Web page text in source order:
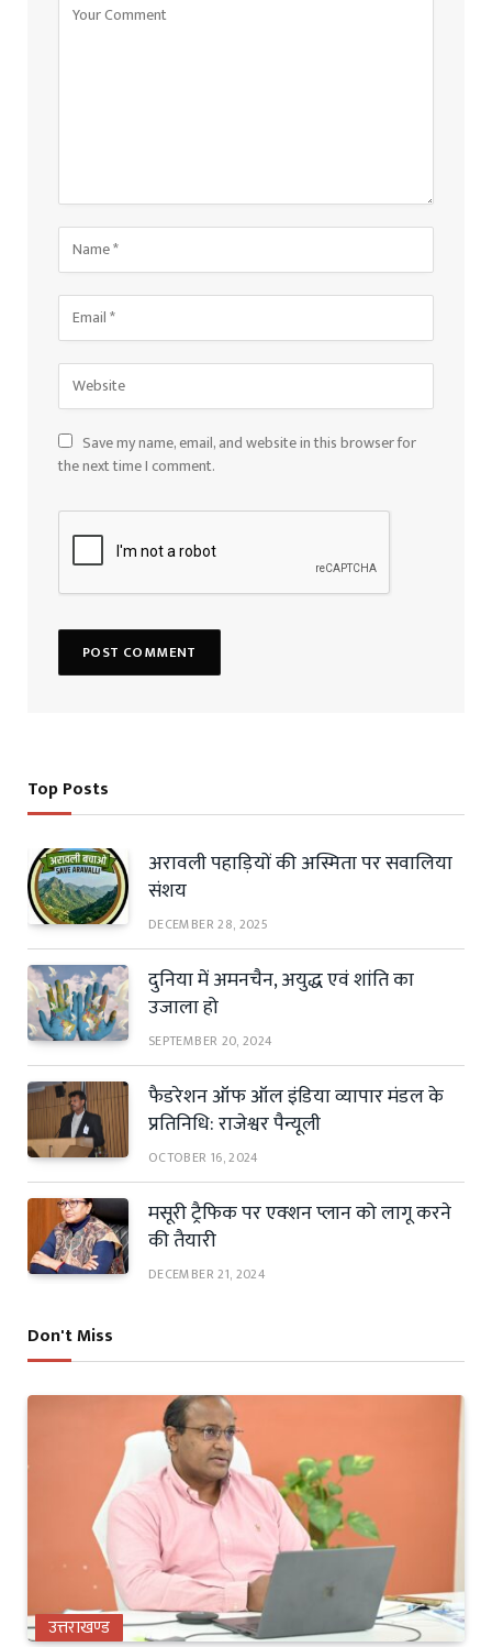
Save my name, email, and website in this browser for
the next time I comment.
Top Posts
अरावली पहाड़ियों की अस्मिता पर सवालिया
संशय
DECEMBER 28, 2025
दुनिया में अमनचैन, अयुद्ध एवं शांति का
उजाला हो
SEPTEMBER 20, 2024
फैडरेशन ऑफ ऑल इंडिया व्यापार मंडल के
प्रतिनिधि: राजेश्वर पैन्यूली
OCTOBER 16, 2024
मसूरी ट्रैफिक पर एक्शन प्लान को लागू करने
की तैयारी
DECEMBER 21, 2024
Don't Miss
उत्तराखण्ड